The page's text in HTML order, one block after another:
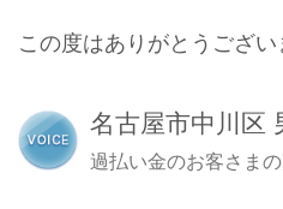
この度はありがとうござい
名古屋市中川区
過払い金のお客さま